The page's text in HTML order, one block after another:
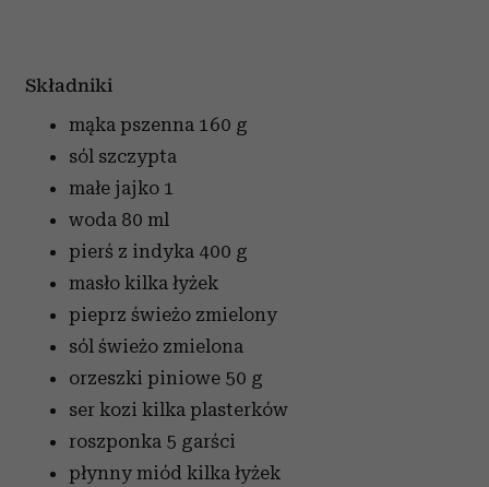
Składniki
mąka pszenna 160 g
sól szczypta
małe jajko 1
woda 80 ml
pierś z indyka 400 g
masło kilka łyżek
pieprz świeżo zmielony
sól świeżo zmielona
orzeszki piniowe 50 g
ser kozi kilka plasterków
roszponka 5 garści
płynny miód kilka łyżek